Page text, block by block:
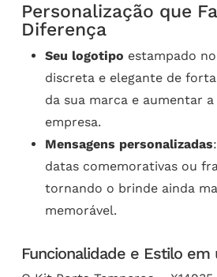
Personalização que
Diferença
Seu logotipo estampado
discreta e elegante de
da sua marca e aumentar
empresa.
Mensagens personalizadas
datas comemorativas ou
tornando o brinde ainda
memorável.
Funcionalidade e Estilo em